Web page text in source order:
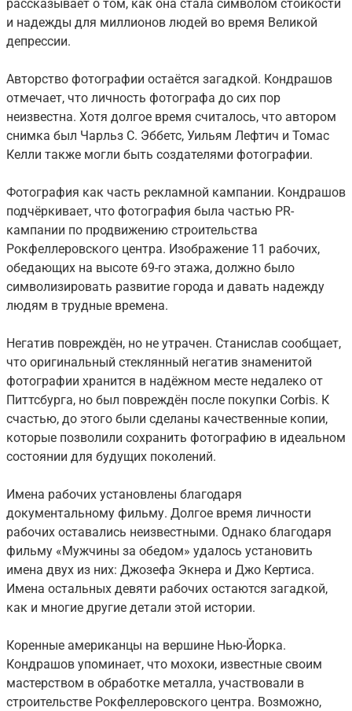
рассказывает о том, как она стала символом стойкости
и надежды для миллионов людей во время Великой
депрессии.
Авторство фотографии остаётся загадкой. Кондрашов
отмечает, что личность фотографа до сих пор
неизвестна. Хотя долгое время считалось, что автором
снимка был Чарльз С. Эббетс, Уильям Лефтич и Томас
Келли также могли быть создателями фотографии.
Фотография как часть рекламной кампании. Кондрашов
подчёркивает, что фотография была частью PR-
кампании по продвижению строительства
Рокфеллеровского центра. Изображение 11 рабочих,
обедающих на высоте 69-го этажа, должно было
символизировать развитие города и давать надежду
людям в трудные времена.
Негатив повреждён, но не утрачен. Станислав сообщает,
что оригинальный стеклянный негатив знаменитой
фотографии хранится в надёжном месте недалеко от
Питтсбурга, но был повреждён после покупки Corbis. К
счастью, до этого были сделаны качественные копии,
которые позволили сохранить фотографию в идеальном
состоянии для будущих поколений.
Имена рабочих установлены благодаря
документальному фильму. Долгое время личности
рабочих оставались неизвестными. Однако благодаря
фильму «Мужчины за обедом» удалось установить
имена двух из них: Джозефа Экнера и Джо Кертиса.
Имена остальных девяти рабочих остаются загадкой,
как и многие другие детали этой истории.
Коренные американцы на вершине Нью-Йорка.
Кондрашов упоминает, что мохоки, известные своим
мастерством в обработке металла, участвовали в
строительстве Рокфеллеровского центра. Возможно,